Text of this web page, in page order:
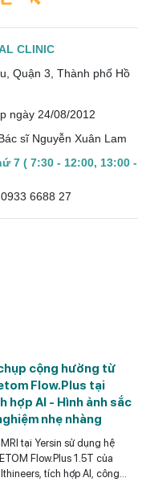
CLINIC
Quận 3, Thành phố Hồ
ngày 24/08/2012
sĩ Nguyễn Xuân Lam
7 ( 7:30 - 12:00, 13:00 -
6688 27
cộng hưởng từ
Flow.Plus tại
hợp AI - Hình ảnh sắc
nhẹ nhàng
tại Yersin sử dụng hệ
Flow.Plus 1.5T của
tích hợp AI, công